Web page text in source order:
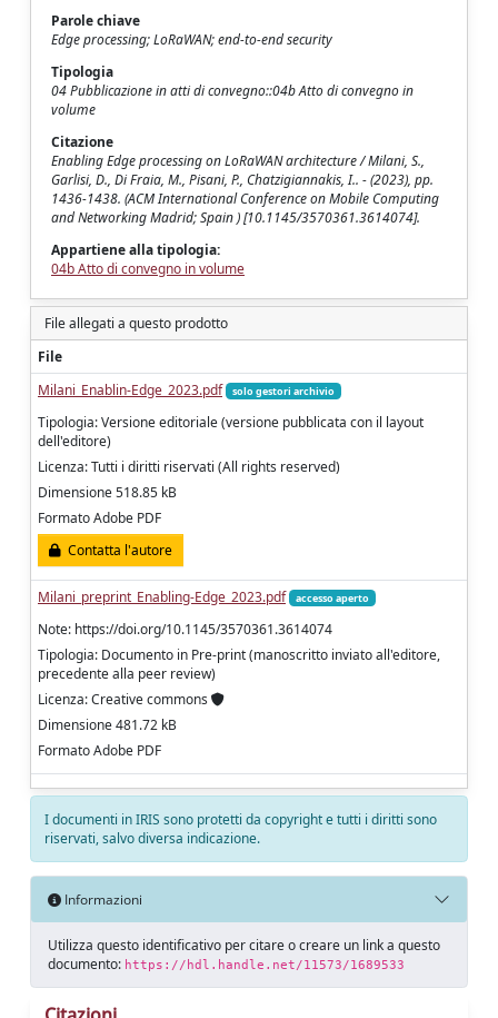
Parole chiave
Edge processing; LoRaWAN; end-to-end security
Tipologia
04 Pubblicazione in atti di convegno::04b Atto di convegno in
volume
Citazione
Enabling Edge processing on LoRaWAN architecture / Milani, S.,
Garlisi, D., Di Fraia, M., Pisani, P., Chatzigiannakis, I.. - (2023), pp.
1436-1438. (ACM International Conference on Mobile Computing
and Networking Madrid; Spain ) [10.1145/3570361.3614074].
Appartiene alla tipologia:
04b Atto di convegno in volume
File allegati a questo prodotto
File
Milani_Enablin-Edge_2023.pdf
solo gestori archivio
Tipologia: Versione editoriale (versione pubblicata con il layout
dell'editore)
Licenza: Tutti i diritti riservati (All rights reserved)
Dimensione 518.85 kB
Formato Adobe PDF
Contatta l'autore
Milani_preprint_Enabling-Edge_2023.pdf accesso aperto
Note: https://doi.org/10.1145/3570361.3614074
Tipologia: Documento in Pre-print (manoscritto inviato all'editore,
precedente alla peer review)
Licenza: Creative commons
Dimensione 481.72 kB
Formato Adobe PDF
I documenti in IRIS sono protetti da copyright e tutti i diritti sono
riservati, salvo diversa indicazione.
Informazioni
Utilizza questo identificativo per citare o creare un link a questo
documento: https://hdl.handle.net/11573/1689533